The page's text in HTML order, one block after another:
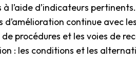
l’aide d’indicateurs pertinents.
continue avec
procédures et les voies de
: les conditions et les